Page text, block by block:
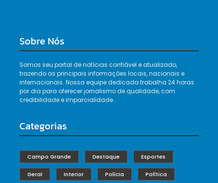
Sobre Nós
Somos seu portal de notícias confiável e atualizado,
trazendo as principais informações locais, nacionais e
internacionais. Nossa equipe dedicada trabalha 24 horas
por dia para oferecer jornalismo de qualidade, com
credibilidade e imparcialidade.
Categorias
Campo Grande Destaque Esportes
Geral Interior Polícia Política